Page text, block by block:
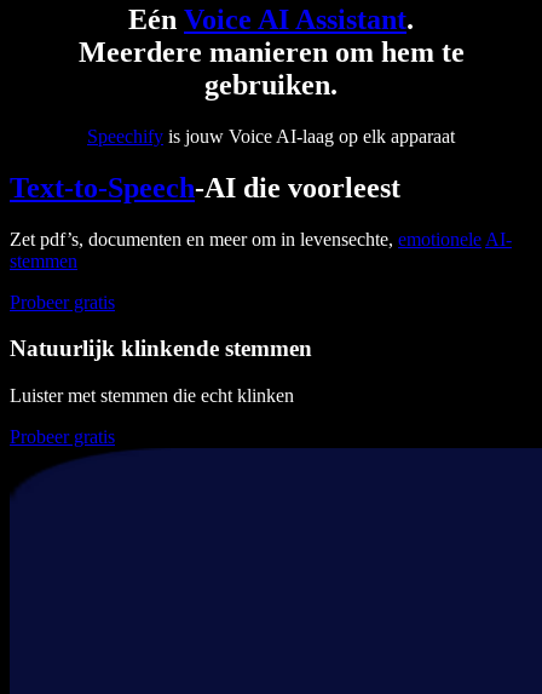
Eén Voice AI Assistant.
Meerdere manieren om hem te
gebruiken.
Speechify is jouw Voice AI-laag op elk apparaat
Text-to-Speech-AI die voorleest
Zet pdf’s, documenten en meer om in levensechte, emotionele AI-
stemmen
Probeer gratis
Natuurlijk klinkende stemmen
Luister met stemmen die echt klinken
Probeer gratis